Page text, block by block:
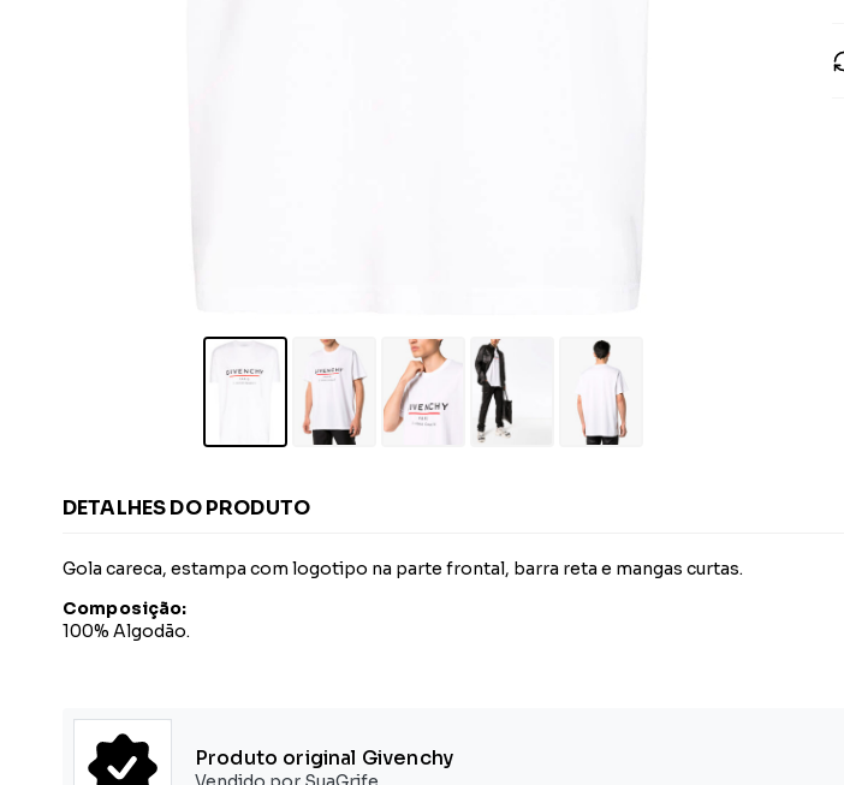
DETALHES DO PRODUTO
Gola careca, estampa com logotipo na parte frontal, barra reta e mangas curtas.
Composição:
100% Algodão.
Produto original Givenchy